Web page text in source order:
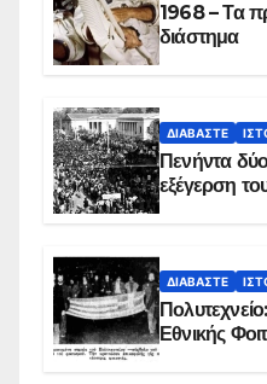
1968 – Τα
διάστημα
ΔΙΑΒΆΣΤΕ
Πενήντα
εξέγερση
ΔΙΑΒΆΣΤΕ
Εθνικής